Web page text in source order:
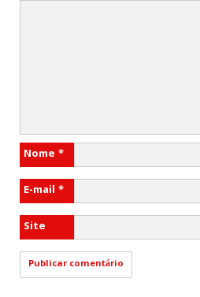
Nome *
E-mail *
Site